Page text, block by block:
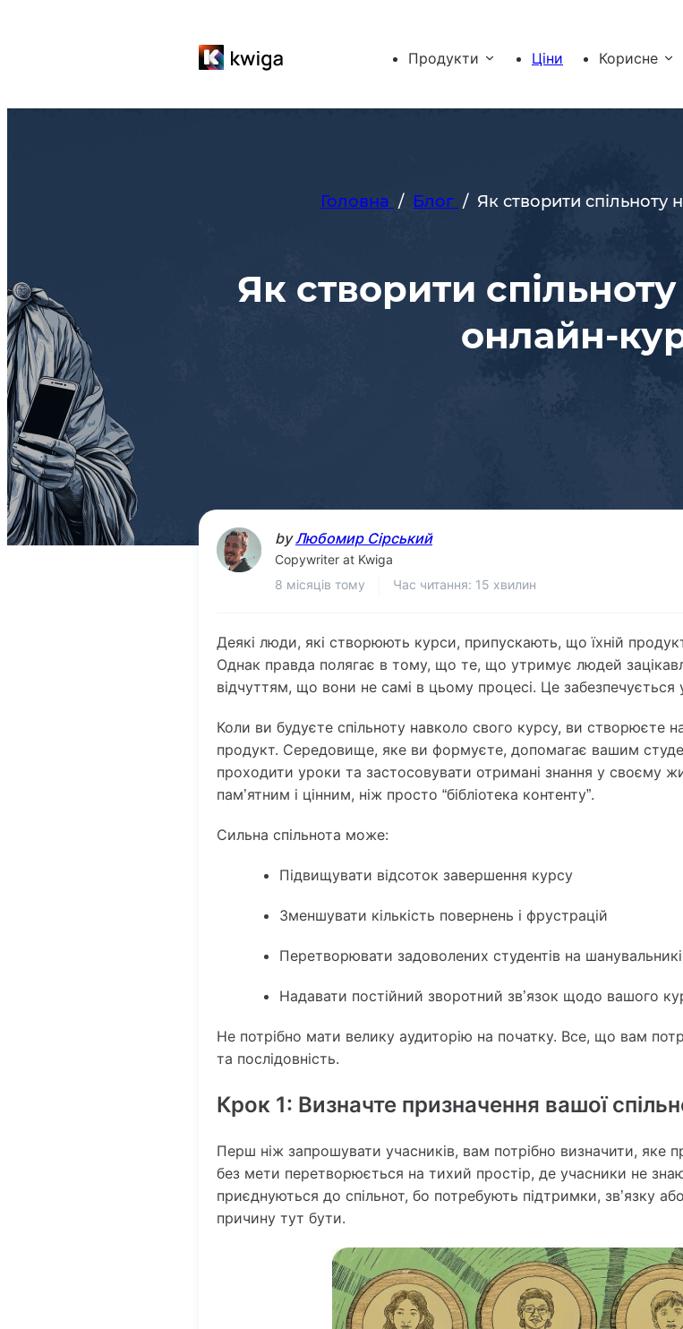
Продукти Ціни Корисне
Головна / Блог / Як створити спільноту
Як створити
онлайн-
byЛюбомир Сірський
Copywriter at Kwiga
8 місяців тому
Час читання: 15 хвилин
Деякі люди, які створюють курси, припускають, що їхній
Однак правда полягає в тому, що те, що утримує людей
відчуттям, що вони не самі в цьому процесі. Це забезпечується
Коли ви будуєте спільноту навколо свого курсу, ви створюєте
продукт. Середовище, яке ви формуєте, допомагає вашим
проходити уроки та застосовувати отримані знання у своєму
пам’ятним і цінним, ніж просто “бібліотека контенту”.
Сильна спільнота може:
Підвищувати відсоток завершення курсу
Зменшувати кількість повернень і фрустрацій
Перетворювати задоволених студентів на
Надавати постійний зворотний зв’язок щодо вашого
Не потрібно мати велику аудиторію на початку. Все, що вам
та послідовність.
Крок 1: Визначте призначення вашої
Перш ніж запрошувати учасників, вам потрібно визначити, яке
без мети перетворюється на тихий простір, де учасники не
приєднуються до спільнот, бо потребують підтримки, зв’язку
причину тут бути.